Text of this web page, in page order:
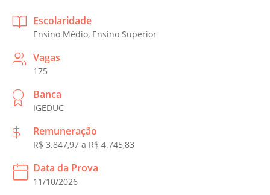
Escolaridade
Ensino Médio, Ensino Superior
Vagas
175
Banca
IGEDUC
Remuneração
R$ 3.847,97 a R$ 4.745,83
Data da Prova
11/10/2026